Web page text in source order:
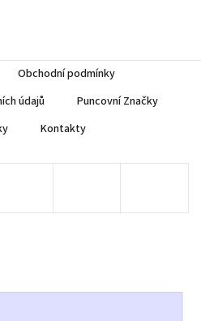
Obchodní podmínky
údajů
Puncovní Značky
Kontakty